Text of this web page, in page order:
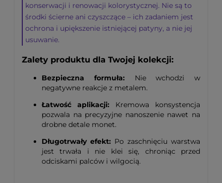
konserwacji i renowacji kolorystycznej. Nie są to
środki ścierne ani czyszczące – ich zadaniem jest
ochrona i upiększenie istniejącej patyny, a nie jej
usuwanie.
Zalety produktu dla Twojej kolekcji:
Bezpieczna formuła: Nie wchodzi w
negatywne reakcje z metalem.
Łatwość aplikacji: Kremowa konsystencja
pozwala na precyzyjne nanoszenie nawet na
drobne detale monet.
Długotrwały efekt: Po zaschnięciu warstwa
jest trwała i nie klei się, chroniąc przed
odciskami palców i wilgocią.